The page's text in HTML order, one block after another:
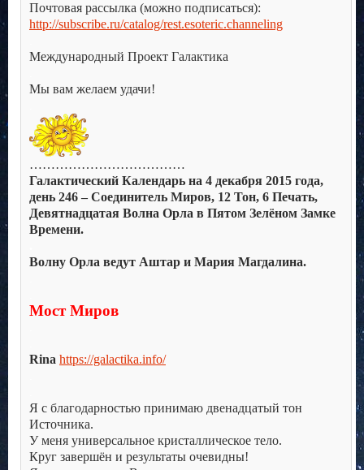
Почтовая рассылка (можно подписаться):
http://subscribe.ru/catalog/rest.esoteric.channeling
Международный Проект Галактика
Мы вам желаем удачи!
………………………………
Галактический Календарь на 4 декабря 2015 года,
день 246 – Соединитель Миров, 12 Тон, 6 Печать,
Девятнадцатая Волна Орла в Пятом Зелёном Замке
Времени.
Волну Орла ведут Аштар и Мария Магдалина.
Мост Миров
Rina https://galactika.info/
Я с благодарностью принимаю двенадцатый тон
Источника.
У меня универсальное кристаллическое тело.
Круг завершён и результаты очевидны!